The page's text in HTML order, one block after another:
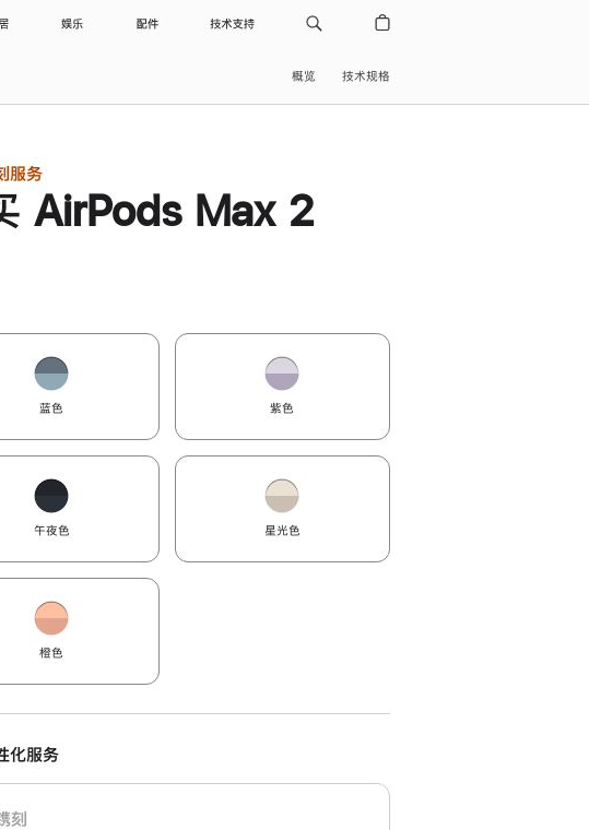
娱乐 配件 技术支持
概览 技术规格
服务
AirPods Max 2
蓝色 紫色
午夜色 星光色
橙色
化服务
刻